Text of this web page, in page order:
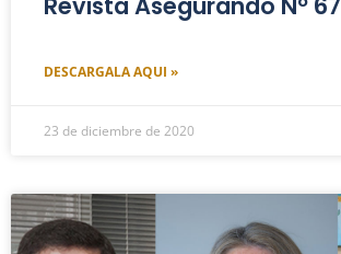
DESCARGALA AQUI »
23 de diciembre de 2020